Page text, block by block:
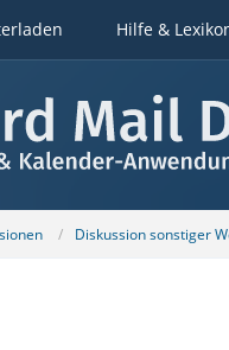
Hilfe &
Diskussion sonstiger